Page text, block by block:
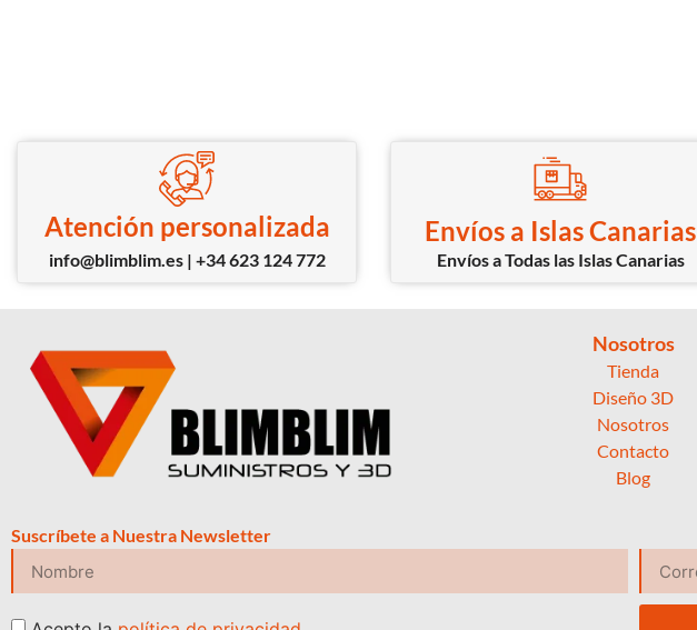
Atención personalizada
info@blimblim.es | +34 623 124 772
Envíos a Islas Canarias
Envíos a Todas las Islas Canarias
Nosotros
Tienda
Diseño 3D
Nosotros
Contacto
Blog
Suscríbete a Nuestra Newsletter